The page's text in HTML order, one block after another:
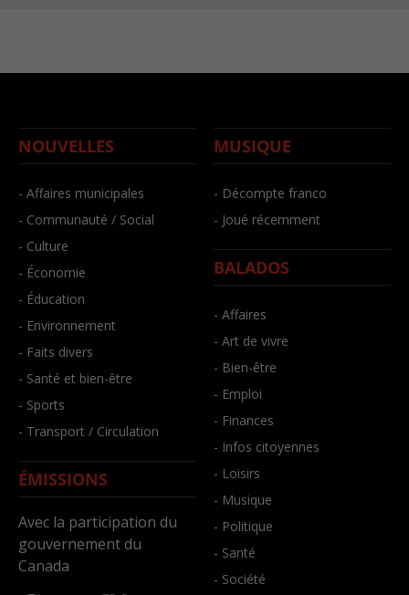
NOUVELLES
- Affaires municipales
- Communauté / Social
- Culture
- Économie
- Éducation
- Environnement
- Faits divers
- Santé et bien-être
- Sports
- Transport / Circulation
ÉMISSIONS
Avec la participation du
gouvernement du
Canada
MUSIQUE
- Décompte franco
- Joué récemment
BALADOS
- Affaires
- Art de vivre
- Bien-être
- Emploi
- Finances
- Infos citoyennes
- Loisirs
- Musique
- Politique
- Santé
- Société